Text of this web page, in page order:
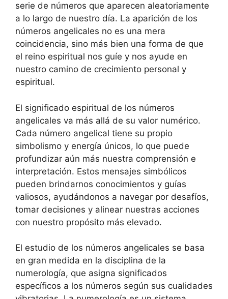
serie de números que aparecen aleatoriamente
a lo largo de nuestro día. La aparición de los
números angelicales no es una mera
coincidencia, sino más bien una forma de que
el reino espiritual nos guíe y nos ayude en
nuestro camino de crecimiento personal y
espiritual.
El significado espiritual de los números
angelicales va más allá de su valor numérico.
Cada número angelical tiene su propio
simbolismo y energía únicos, lo que puede
profundizar aún más nuestra comprensión e
interpretación. Estos mensajes simbólicos
pueden brindarnos conocimientos y guías
valiosos, ayudándonos a navegar por desafíos,
tomar decisiones y alinear nuestras acciones
con nuestro propósito más elevado.
El estudio de los números angelicales se basa
en gran medida en la disciplina de la
numerología, que asigna significados
específicos a los números según sus cualidades